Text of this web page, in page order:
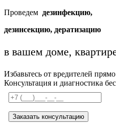
Проведем дезинфекцию,
дезинсекцию, дератизацию
в вашем доме,
Избавьтесь от вредителей
Консультация и диагностика